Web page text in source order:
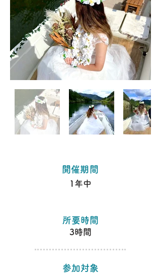
​開催期間
1年中
​所要時間
​3時間
​参加対象